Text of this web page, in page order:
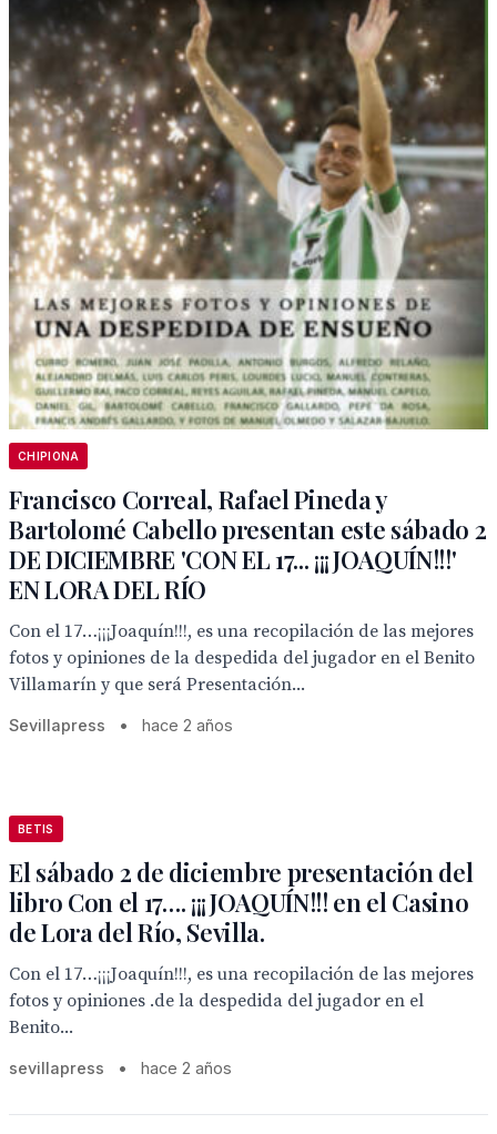
CHIPIONA
Francisco Correal, Rafael Pineda y
Bartolomé Cabello presentan este sábado 2
DE DICIEMBRE 'CON EL 17... ¡¡¡JOAQUÍN!!!'
EN LORA DEL RÍO
Con el 17…¡¡¡Joaquín!!!, es una recopilación de las mejores
fotos y opiniones de la despedida del jugador en el Benito
Villamarín y que será Presentación...
Sevillapress • hace 2 años
BETIS
El sábado 2 de diciembre presentación del
libro Con el 17…. ¡¡¡JOAQUÍN!!! en el Casino
de Lora del Río, Sevilla.
Con el 17…¡¡¡Joaquín!!!, es una recopilación de las mejores
fotos y opiniones .de la despedida del jugador en el
Benito...
sevillapress • hace 2 años